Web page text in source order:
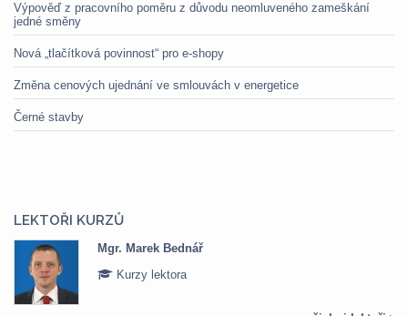
Výpověď z pracovního poměru z důvodu neomluveného zameškání
jedné směny
Nová „tlačítková povinnost“ pro e-shopy
Změna cenových ujednání ve smlouvách v energetice
Černé stavby
LEKTOŘI KURZŮ
Mgr. Marek Bednář
Kurzy lektora